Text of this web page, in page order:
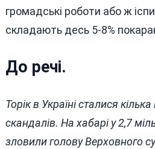
громадські роботи або ж
складають десь 5-8%
До речі.
Торік в Україні сталися
скандалів. На хабарі у 2,7
зловили голову Верховного